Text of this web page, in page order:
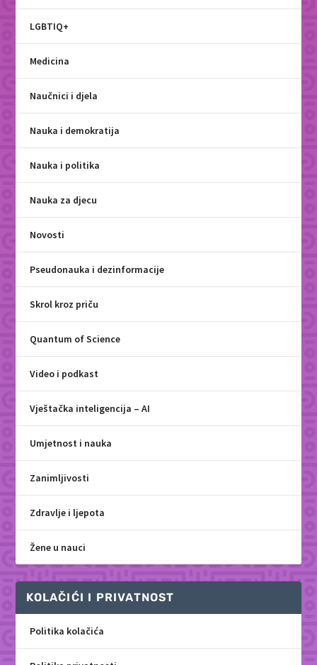
LGBTIQ+
Medicina
Naučnici i djela
Nauka i demokratija
Nauka i politika
Nauka za djecu
Novosti
Pseudonauka i dezinformacije
Skrol kroz priču
Quantum of Science
Video i podkast
Vještačka inteligencija – AI
Umjetnost i nauka
Zanimljivosti
Zdravlje i ljepota
Žene u nauci
KOLAČIĆI I PRIVATNOST
Politika kolačića